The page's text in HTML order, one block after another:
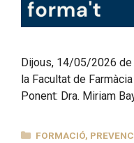
Dijous, 14/05/2026 de
la Facultat de
Ponent: Dra. Miriam
CATEGORIES
FORMACIÓ,